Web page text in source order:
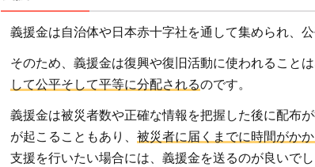
義援金は自治体や日本赤十字社を通して集められ、公
そのため、義援金は復興や復旧活動に使われること
して公平そして平等に分配されるのです。
義援金は被災者数や正確な情報を把握した後に配布
が起こることもあり、 被災者に届くまでに時間がかか
支援を行いたい場合には、義援金を送るのが良いでし